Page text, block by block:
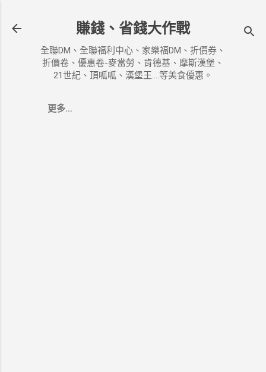
賺錢、省錢大作戰
全聯DM、全聯福利中心、家樂福DM、折價券、
折價卷、優惠卷-麥當勞、肯德基、摩斯漢堡、
21世紀、頂呱呱、漢堡王....等美食優惠。
更多…